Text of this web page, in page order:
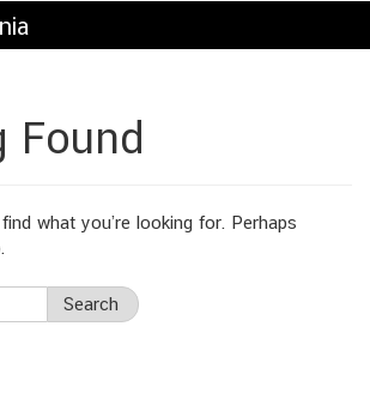
Found
what you’re looking for. Perhaps